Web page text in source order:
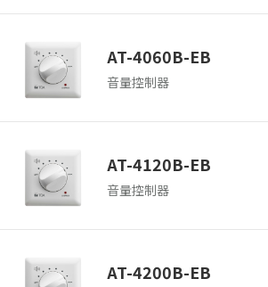
AT-4060B-EB
音量控制器
AT-4120B-EB
音量控制器
AT-4200B-EB